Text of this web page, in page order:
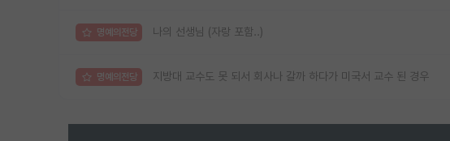
명예의전당 나의 선생님 (자랑 포함..)
명예의전당 지방대 교수도 못 되서 회사나 갈까 하다가 미국서 교수 된 경우